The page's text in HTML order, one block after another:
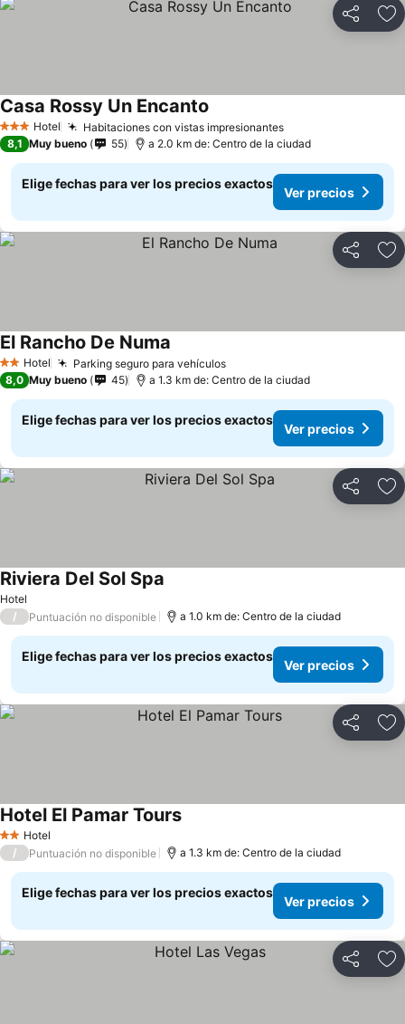
Compartir
3 Estrellas
Hotel Habitaciones con vistas impresionantes
Casa Rossy Un Encanto
8,1 Muy bueno 55 a 2.0 km de: Centro de la ciudad
Elige fechas para ver los precios exactos
Ver precios
Compartir
2 Estrellas
Hotel Parking seguro para vehículos
El Rancho De Numa
8,0 Muy bueno 45 a 1.3 km de: Centro de la ciudad
Elige fechas para ver los precios exactos
Ver precios
Compartir
Hotel
Riviera Del Sol Spa
/ Puntuación no disponible a 1.0 km de: Centro de la ciudad
Elige fechas para ver los precios exactos
Ver precios
Compartir
2 Estrellas
Hotel
Hotel El Pamar Tours
/ Puntuación no disponible a 1.3 km de: Centro de la ciudad
Elige fechas para ver los precios exactos
Ver precios
Compartir